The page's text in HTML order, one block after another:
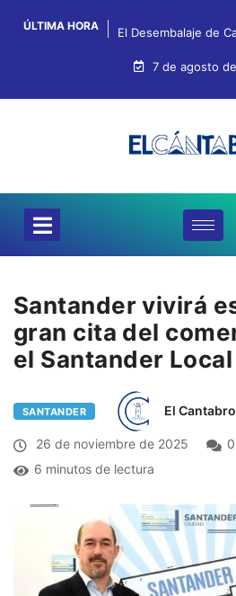
ÚLTIMA HORA El Desembalaje de
7 de agosto
Santander vivirá
gran cita del
el Santander
SANTANDER El Cantabro
26 de noviembre de 2025
0
6 minutos de lectura